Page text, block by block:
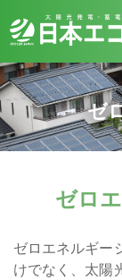
ゼ
ゼロ
ゼロエネルギー
けでなく、太陽